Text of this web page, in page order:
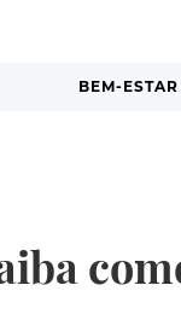
BEM-ESTAR